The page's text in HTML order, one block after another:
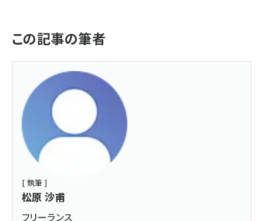
この記事の筆者
[ 執筆 ]
松原 沙甫
フリーランス